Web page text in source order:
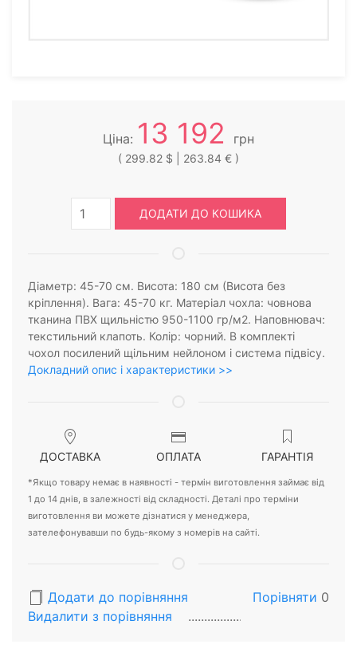
Ціна: 13 192 грн
( 299.82 $ | 263.84 € )
ДОДАТИ ДО КОШИКА
Діаметр: 45-70 см. Висота: 180 см (Висота без
кріплення). Вага: 45-70 кг. Матеріал чохла: човнова
тканина ПВХ щильністю 950-1100 гр/м2. Наповнювач:
текстильний клапоть. Колір: чорний. В комплекті
чохол посилений щільним нейлоном і система підвісу.
Докладний опис і характеристики >>
ДОСТАВКА ОПЛАТА ГАРАНТІЯ
*Якщо товару немає в наявності - термін виготовлення займає від
1 до 14 днів, в залежності від складності. Деталі про терміни
виготовлення ви можете дізнатися у менеджера,
зателефонувавши по будь-якому з номерів на сайті.
Додати до порівняння
Видалити з порiвняння
Порівняти 0